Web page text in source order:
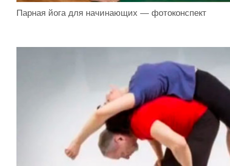
Парная йога для начинающих — фотоконспект